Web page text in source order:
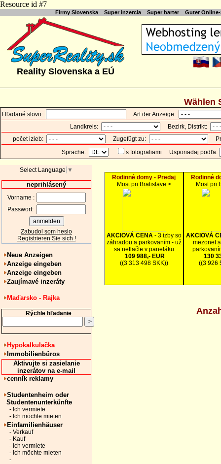
Resource id #7
Firmy Slovenska Super inzercia Super barter Guter
Reality Slovenska a EÚ
Wählen
Hľadané slovo:
Art der Anzeige:
Landkreis:
Bezirk, Distrikt:
počet izieb:
Zugefügt zu:
Sprache:
s fotografiami Usporiadaj podľa:
Select Language ▼
neprihlásený
Vorname :
Passwort:
Zabudol som heslo
Registrieren Sie sich !
Neue Anzeigen
Anzeige eingeben
Anzeige eingeben
Zaujímavé inzeráty
Maďarsko - Rajka
Rýchle hľadanie
Hypokalkulačka
Immobilienbüros
Aktivujte si zasielanie
inzerátov na e-mail
cenník reklamy
Studentenheim oder
Studentenunterkünfte
- Ich vermiete
- Ich möchte mieten
Einfamilienhäuser
- Verkauf
- Kauf
- Ich vermiete
- Ich möchte mieten
-
Rodinné domy - Predaj
Most pri Bratislave >
AKCIOVÁ CENA - 3 izby so
záhradou a parkovaním - už
sa netlačte v paneláku
109 988,- EUR
((3 313 498 SKK))
Rodinné
Most pri
AKCIOVÁ
mezonet
130
((3 926